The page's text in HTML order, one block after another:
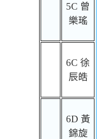
5C 曾
樂瑤
6C 徐
辰皓
6D 黃
錦旋